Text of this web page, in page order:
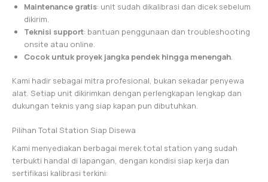
Maintenance gratis: unit sudah dikalibrasi dan dicek sebelum
dikirim.
Teknisi support: bantuan penggunaan dan troubleshooting
onsite atau online.
Cocok untuk proyek jangka pendek hingga menengah
Kami hadir sebagai mitra profesional, bukan sekadar penyewa
alat. Setiap unit dikirimkan dengan perlengkapan lengkap dan
dukungan teknis yang siap kapan pun dibutuhkan.
Pilihan Total Station Siap Disewa
Kami menyediakan berbagai merek total station yang sudah
terbukti handal di lapangan, dengan kondisi siap kerja dan
sertifikasi kalibrasi terkini: